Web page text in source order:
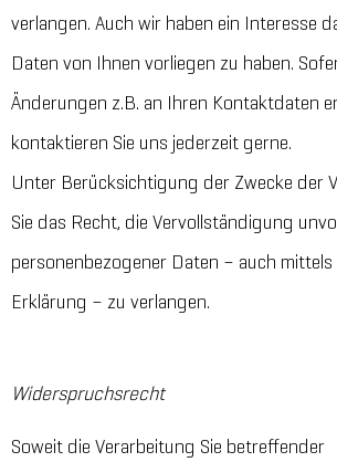
verlangen. Auch wir haben ein Interesse
Daten von Ihnen vorliegen zu haben.
Änderungen z.B. an Ihren Kontaktdaten
kontaktieren Sie uns jederzeit gerne.
Unter Berücksichtigung der Zwecke der
Sie das Recht, die Vervollständigung
personenbezogener Daten – auch
Erklärung – zu verlangen.
Widerspruchsrecht
Soweit die Verarbeitung Sie betreffender